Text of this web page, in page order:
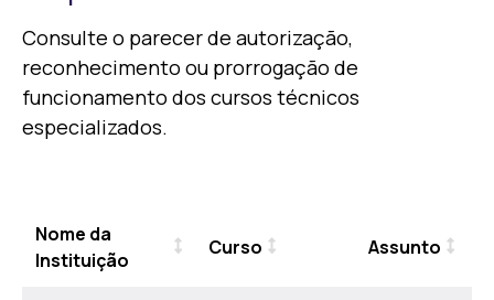
Consulte o parecer de autorização,
reconhecimento ou prorrogação de
funcionamento dos cursos técnicos
especializados.
Nome da
Instituição
Curso Assunto